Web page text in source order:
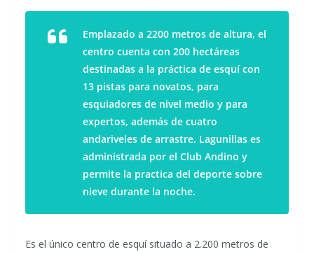
Emplazado a 2200 metros de altura, el
centro cuenta con 200 hectáreas
destinadas a la práctica de esquí con
13 pistas para novatos, para
esquiadores de nivel medio y para
expertos, además de cuatro
andariveles de arrastre. Lagunillas es
administrada por el Club Andino y
permite la practica del deporte sobre
nieve durante la noche.
Es el único centro de esquí situado a 2.200 metros de